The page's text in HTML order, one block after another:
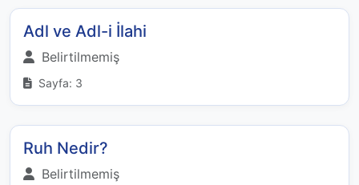
Adl ve Adl-i İlahi
Belirtilmemiş
Sayfa: 3
Ruh Nedir?
Belirtilmemiş